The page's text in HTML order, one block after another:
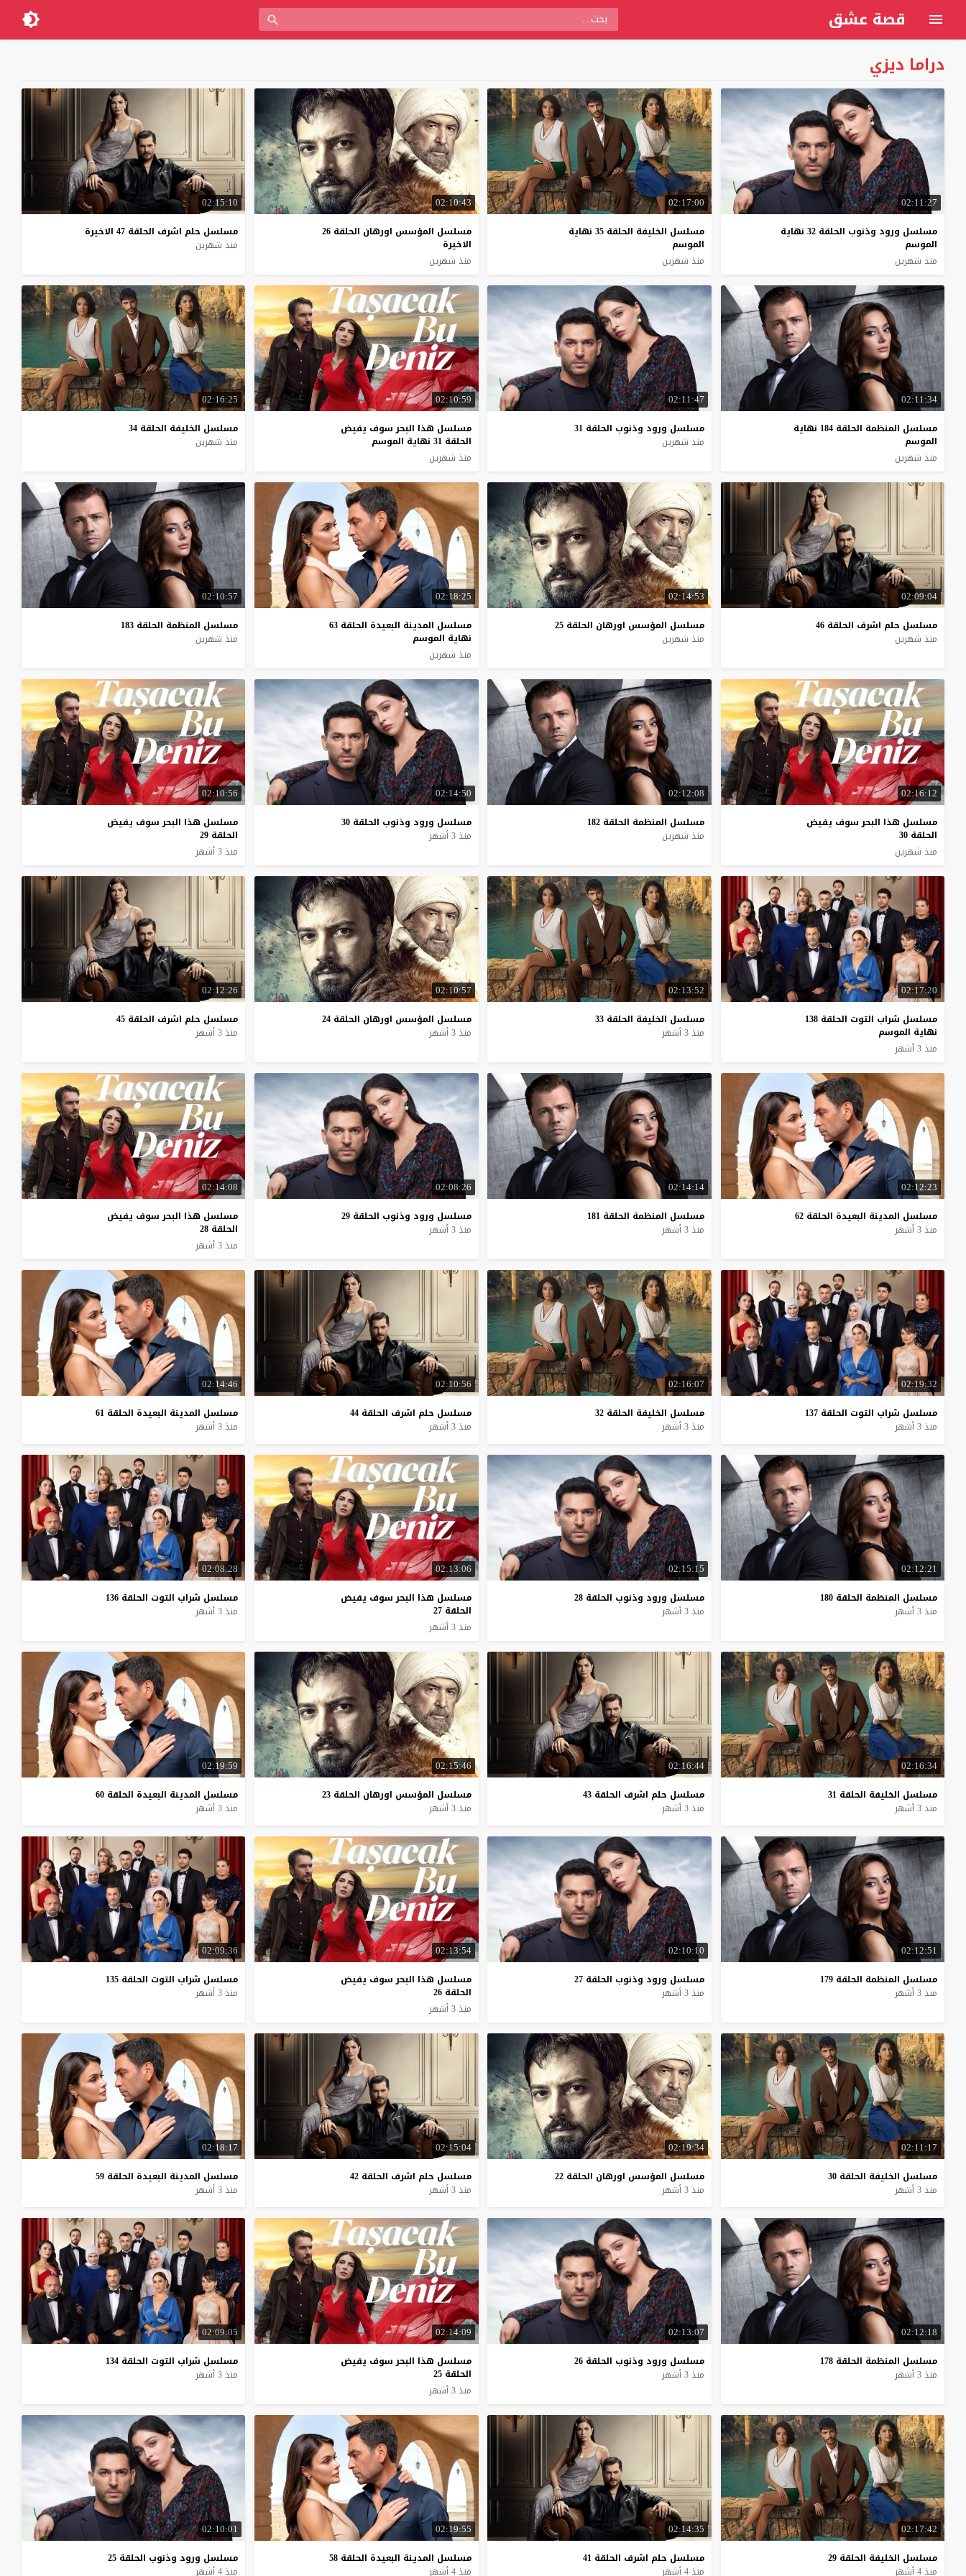
قصة عشق
دراما ديزي
02:11:27
مسلسل ورود وذنوب الحلقة 32 نهاية
الموسم
منذ شهرين
02:17:00
مسلسل الخليفة الحلقة 35 نهاية
الموسم
منذ شهرين
02:10:43
مسلسل المؤسس اورهان الحلقة 26
الاخيرة
منذ شهرين
02:15:10
مسلسل حلم اشرف الحلقة 47 الاخيرة
منذ شهرين
02:11:34
مسلسل المنظمة الحلقة 184 نهاية
الموسم
منذ شهرين
02:11:47
مسلسل ورود وذنوب الحلقة 31
منذ شهرين
02:10:59
مسلسل هذا البحر سوف يفيض
الحلقة 31 نهاية الموسم
منذ شهرين
02:16:25
مسلسل الخليفة الحلقة 34
منذ شهرين
02:09:04
مسلسل حلم اشرف الحلقة 46
منذ شهرين
02:14:53
مسلسل المؤسس اورهان الحلقة 25
منذ شهرين
02:18:25
مسلسل المدينة البعيدة الحلقة 63
نهاية الموسم
منذ شهرين
02:10:57
مسلسل المنظمة الحلقة 183
منذ شهرين
02:16:12
مسلسل هذا البحر سوف يفيض
الحلقة 30
منذ شهرين
02:12:08
مسلسل المنظمة الحلقة 182
منذ شهرين
02:14:50
مسلسل ورود وذنوب الحلقة 30
منذ 3 أشهر
02:10:56
مسلسل هذا البحر سوف يفيض
الحلقة 29
منذ 3 أشهر
02:17:20
مسلسل شراب التوت الحلقة 138
نهاية الموسم
منذ 3 أشهر
02:13:52
مسلسل الخليفة الحلقة 33
منذ 3 أشهر
02:10:57
مسلسل المؤسس اورهان الحلقة 24
منذ 3 أشهر
02:12:26
مسلسل حلم اشرف الحلقة 45
منذ 3 أشهر
02:12:23
مسلسل المدينة البعيدة الحلقة 62
منذ 3 أشهر
02:14:14
مسلسل المنظمة الحلقة 181
منذ 3 أشهر
02:08:26
مسلسل ورود وذنوب الحلقة 29
منذ 3 أشهر
02:14:08
مسلسل هذا البحر سوف يفيض
الحلقة 28
منذ 3 أشهر
02:19:32
مسلسل شراب التوت الحلقة 137
منذ 3 أشهر
02:16:07
مسلسل الخليفة الحلقة 32
منذ 3 أشهر
02:10:56
مسلسل حلم اشرف الحلقة 44
منذ 3 أشهر
02:14:46
مسلسل المدينة البعيدة الحلقة 61
منذ 3 أشهر
02:12:21
مسلسل المنظمة الحلقة 180
منذ 3 أشهر
02:15:15
مسلسل ورود وذنوب الحلقة 28
منذ 3 أشهر
02:13:06
مسلسل هذا البحر سوف يفيض
الحلقة 27
منذ 3 أشهر
02:08:28
مسلسل شراب التوت الحلقة 136
منذ 3 أشهر
02:16:34
مسلسل الخليفة الحلقة 31
منذ 3 أشهر
02:16:44
مسلسل حلم اشرف الحلقة 43
منذ 3 أشهر
02:15:46
مسلسل المؤسس اورهان الحلقة 23
منذ 3 أشهر
02:19:59
مسلسل المدينة البعيدة الحلقة 60
منذ 3 أشهر
02:12:51
مسلسل المنظمة الحلقة 179
منذ 3 أشهر
02:10:10
مسلسل ورود وذنوب الحلقة 27
منذ 3 أشهر
02:13:54
مسلسل هذا البحر سوف يفيض
الحلقة 26
منذ 3 أشهر
02:09:36
مسلسل شراب التوت الحلقة 135
منذ 3 أشهر
02:11:17
مسلسل الخليفة الحلقة 30
منذ 3 أشهر
02:19:34
مسلسل المؤسس اورهان الحلقة 22
منذ 3 أشهر
02:15:04
مسلسل حلم اشرف الحلقة 42
منذ 3 أشهر
02:18:17
مسلسل المدينة البعيدة الحلقة 59
منذ 3 أشهر
02:12:18
مسلسل المنظمة الحلقة 178
منذ 3 أشهر
02:13:07
مسلسل ورود وذنوب الحلقة 26
منذ 3 أشهر
02:14:09
مسلسل هذا البحر سوف يفيض
الحلقة 25
منذ 3 أشهر
02:09:05
مسلسل شراب التوت الحلقة 134
منذ 3 أشهر
02:17:42
مسلسل الخليفة الحلقة 29
منذ 4 أشهر
02:14:35
مسلسل حلم اشرف الحلقة 41
منذ 4 أشهر
02:19:55
مسلسل المدينة البعيدة الحلقة 58
منذ 4 أشهر
02:10:01
مسلسل ورود وذنوب الحلقة 25
منذ 4 أشهر